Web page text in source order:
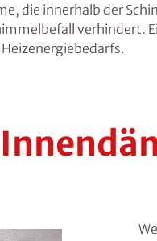
die innerhalb der
verhindert.